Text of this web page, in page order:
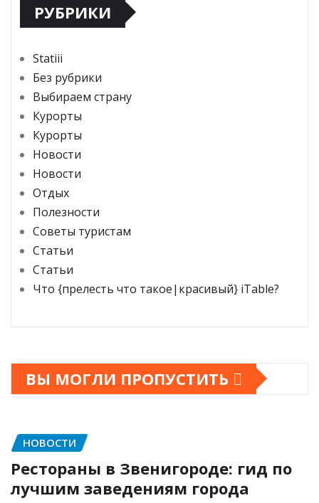
РУБРИКИ
Statiii
Без рубрики
Выбираем страну
Курорты
Курорты
Новости
Новости
Отдых
Полезности
Советы туристам
Статьи
Статьи
Что {прелесть что такое|красивый} iTable?
ВЫ МОГЛИ ПРОПУСТИТЬ
НОВОСТИ
Рестораны в Звенигороде: гид по
лучшим заведениям города